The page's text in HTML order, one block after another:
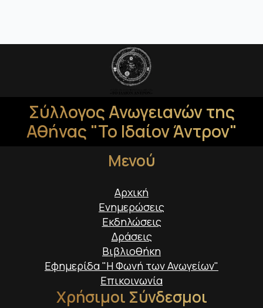
Σύλλογος Ανωγειανών της
Αθήνας "Το Ιδαίον Άντρον"
Μενού
Αρχική
Ενημερώσεις
Εκδηλώσεις
Δράσεις
Βιβλιοθήκη
Εφημερίδα "Η Φωνή των Ανωγείων"
Επικοινωνία
Χρήσιμοι Σύνδεσμοι